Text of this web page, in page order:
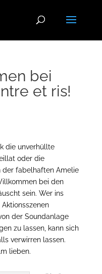
bei
et ris!
die unverhüllte
oder die
der fabelhaften Amelie
bei den
sein. Wer ins
der Soundanlage
zu lassen, kann sich
verwirren lassen.
lieben.